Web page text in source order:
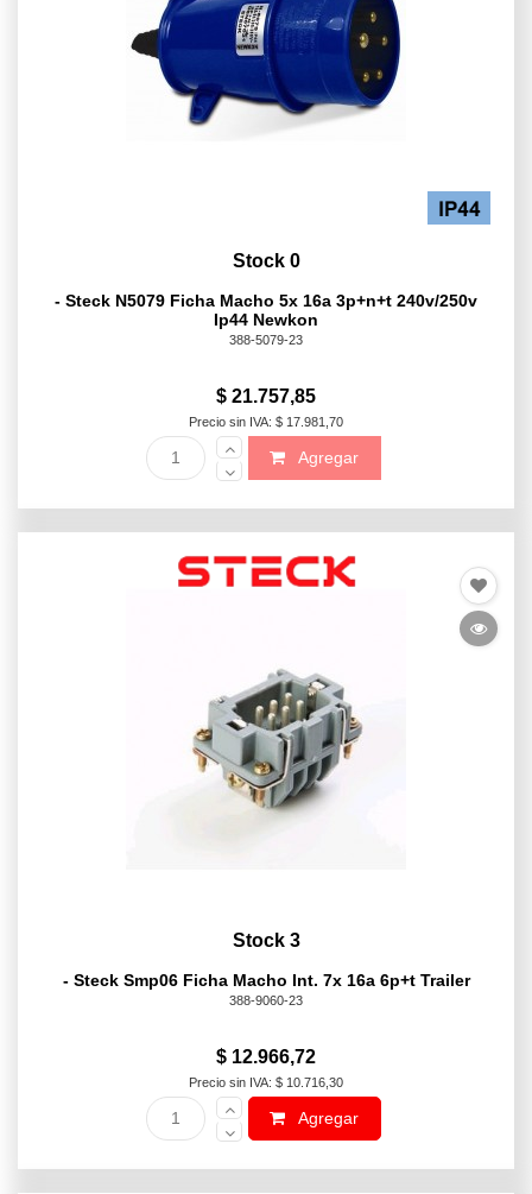
Stock 0
- Steck N5079 Ficha Macho 5x 16a 3p+n+t 240v/250v
Ip44 Newkon
388-5079-23
$ 21.757,85
Precio sin IVA: $ 17.981,70
Agregar
Stock 3
- Steck Smp06 Ficha Macho Int. 7x 16a 6p+t Trailer
388-9060-23
$ 12.966,72
Precio sin IVA: $ 10.716,30
Agregar